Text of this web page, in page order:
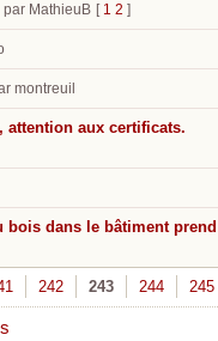
par MathieuB [ 1 2 ]
montreuil
attention aux certificats.
bois dans le bâtiment prend
242 243 244 245